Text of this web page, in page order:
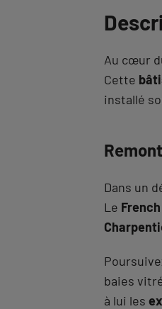
Au cœur
Cette
installé
Dans un
Le
baies
à lui les